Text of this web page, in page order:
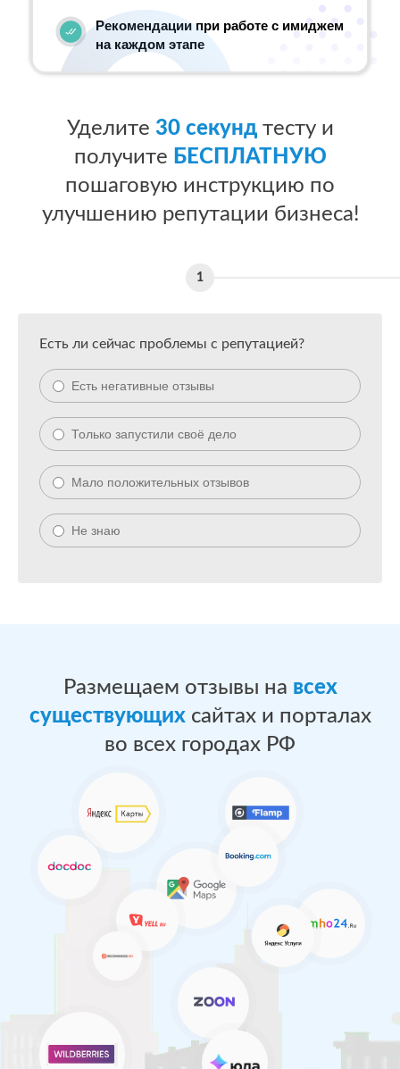
Рекомендации при работе с имиджем
на каждом этапе
Уделите 30 секундтесту и
получите БЕСПЛАТНУЮ
пошаговую инструкцию по
улучшению репутации бизнеса!
Есть ли сейчас проблемы с репутацией?
Есть негативные отзывы
Только запустили своё дело
Мало положительных отзывов
Не знаю
Размещаем отзывы на всех
существующихсайтах и порталах
во всех городах РФ